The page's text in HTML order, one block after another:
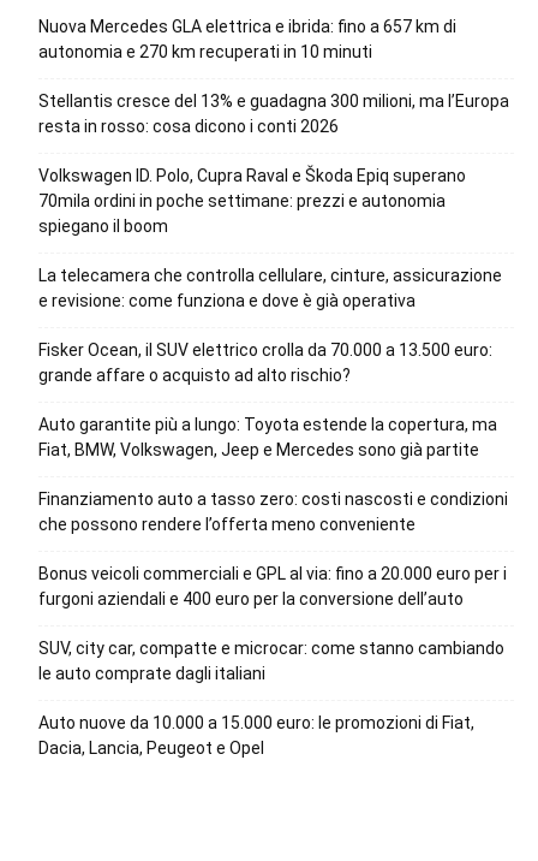
Nuova Mercedes GLA elettrica e ibrida: fino a 657 km di
autonomia e 270 km recuperati in 10 minuti
Stellantis cresce del 13% e guadagna 300 milioni, ma l’Europa
resta in rosso: cosa dicono i conti 2026
Volkswagen ID. Polo, Cupra Raval e Škoda Epiq superano
70mila ordini in poche settimane: prezzi e autonomia
spiegano il boom
La telecamera che controlla cellulare, cinture, assicurazione
e revisione: come funziona e dove è già operativa
Fisker Ocean, il SUV elettrico crolla da 70.000 a 13.500 euro:
grande affare o acquisto ad alto rischio?
Auto garantite più a lungo: Toyota estende la copertura, ma
Fiat, BMW, Volkswagen, Jeep e Mercedes sono già partite
Finanziamento auto a tasso zero: costi nascosti e condizioni
che possono rendere l’offerta meno conveniente
Bonus veicoli commerciali e GPL al via: fino a 20.000 euro per i
furgoni aziendali e 400 euro per la conversione dell’auto
SUV, city car, compatte e microcar: come stanno cambiando
le auto comprate dagli italiani
Auto nuove da 10.000 a 15.000 euro: le promozioni di Fiat,
Dacia, Lancia, Peugeot e Opel